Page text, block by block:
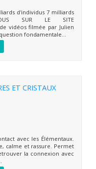
d'individus 7 milliards
SUR LE SITE
de vidéos filmée par Julien
fondamentale...
ET CRISTAUX
avec les Élémentaux.
calme et rassure. Permet
la connexion avec